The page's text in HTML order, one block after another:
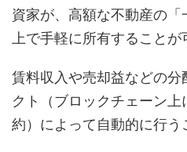
資家が、高額な不動産の
上で手軽に所有することが
賃料収入や売却益などの分
クト（ブロックチェーン
約）によって自動的に行う